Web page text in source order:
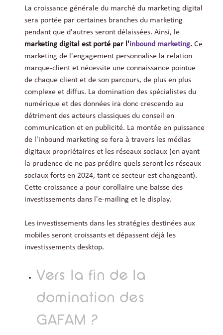
La croissance générale du marché du marketing digital
sera portée par certaines branches du marketing
pendant que d'autres seront délaissées. Ainsi, le
marketing digital est porté par l'inbound marketing. Ce
marketing de l'engagement personnalise la relation
marque-client et nécessite une connaissance pointue
de chaque client et de son parcours, de plus en plus
complexe et diffus. La domination des spécialistes du
numérique et des données ira donc crescendo au
détriment des acteurs classiques du conseil en
communication et en publicité. La montée en puissance
de l'inbound marketing se fera à travers les médias
digitaux propriétaires et les réseaux sociaux (en ayant
la prudence de ne pas prédire quels seront les réseaux
sociaux forts en 2024, tant ce secteur est changeant).
Cette croissance a pour corollaire une baisse des
investissements dans l'e-mailing et le display.
Les investissements dans les stratégies destinées aux
mobiles seront croissants et dépassent déjà les
investissements desktop.
Vers la fin de la
domination des
GAFAM ?